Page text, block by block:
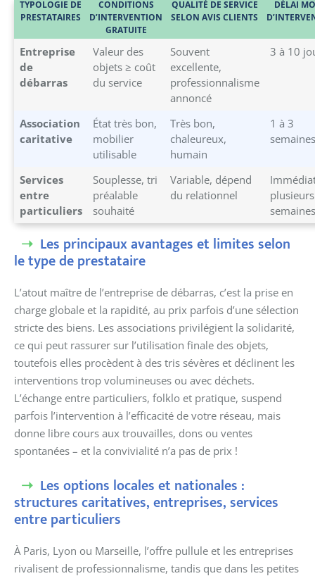
TYPOLOGIE DE
PRESTATAIRES
CONDITIONS
D’INTERVENTION
GRATUITE
QUALITÉ DE SERVICE
SELON AVIS CLIENTS
DÉLAI
Entreprise
de
débarras
Valeur des
objets ≥ coût
du service
Souvent
excellente,
professionnalisme
annoncé
3 à 10
Association
caritative
État très bon,
mobilier
utilisable
Très bon,
chaleureux,
humain
1 à 3
semaines
Services
entre
particuliers
Souplesse, tri
préalable
souhaité
Variable, dépend
du relationnel
plusieurs
semaines
Les principaux avantages et limites selon
le type de prestataire
L’atout maître de l’entreprise de débarras, c’est la prise en
charge globale et la rapidité, au prix parfois d’une sélection
stricte des biens. Les associations privilégient la solidarité,
ce qui peut rassurer sur l’utilisation finale des objets,
toutefois elles procèdent à des tris sévères et déclinent les
interventions trop volumineuses ou avec déchets.
L’échange entre particuliers, folklo et pratique, suspend
parfois l’intervention à l’efficacité de votre réseau, mais
donne libre cours aux trouvailles, dons ou ventes
spontanées – et la convivialité n’a pas de prix !
Les options locales et nationales :
structures caritatives, entreprises, services
entre particuliers
À Paris, Lyon ou Marseille, l’offre pullule et les entreprises
rivalisent de professionnalisme, tandis que dans les petites